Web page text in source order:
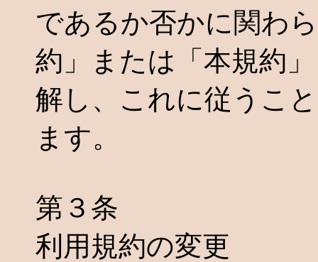
であるか否かに関わ
約」または「本規約
解し、これに従うこ
ます。
第３条
利用規約の変更